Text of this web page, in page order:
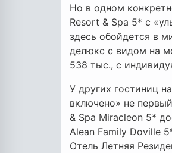
Но в одном
Resort & Spa 5* с
здесь обойдется в
делюкс с видом на
538 тыс., с
У других гостиниц
включено» не
& Spa Miracleon 5*
Alean Family Doville
Отель Летняя